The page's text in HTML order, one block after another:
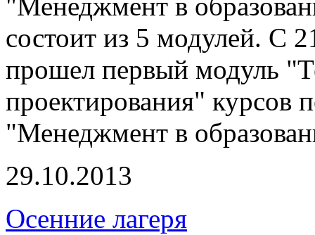
состоит из 5 модулей. С
прошел первый модуль
проектирования" курсов
"Менеджмент в
29.10.2013
Осенние лагеря